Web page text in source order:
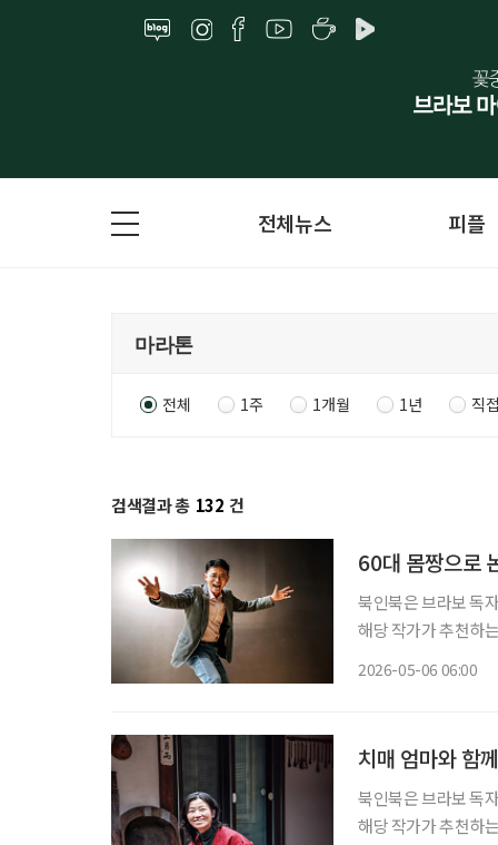
전체뉴스 피플
전체 1주 1개월 1년 직
검색결과 총 132 건
60대 몸짱으로
북인북은 브라보 독
해당 작가가 추천하는 책도 함께 즐겨보세
2026-05-06 06:00
치매 엄마와 함
북인북은 브라보 독
해당 작가가 추천하는 책도 함께 즐겨보세